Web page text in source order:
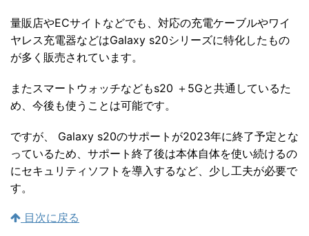
量販店やECサイトなどでも、対応の充電ケーブルやワイ
ヤレス充電器などはGalaxy s20シリーズに特化したもの
が多く販売されています。
またスマートウォッチなどもs20 ＋5Gと共通しているた
め、今後も使うことは可能です。
ですが、 Galaxy s20のサポートが2023年に終了予定とな
っているため、サポート終了後は本体自体を使い続けるの
にセキュリティソフトを導入するなど、少し工夫が必要で
す。
目次に戻る